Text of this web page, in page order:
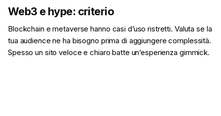
Web3 e hype: criterio
Blockchain e metaverse hanno casi d’uso ristretti. Valuta se la
tua audience ne ha bisogno prima di aggiungere complessità.
Spesso un sito veloce e chiaro batte un’esperienza gimmick.